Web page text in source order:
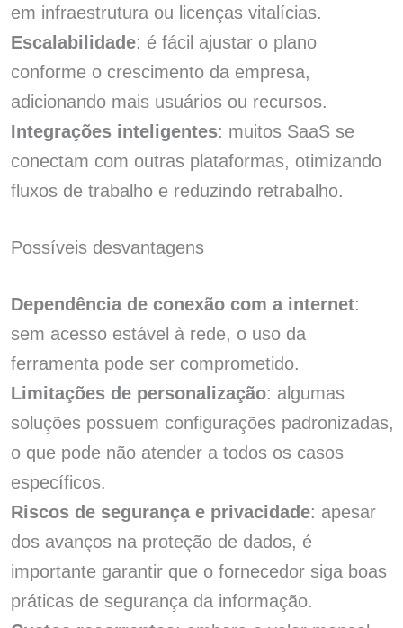
em infraestrutura ou licenças vitalícias.
Escalabilidade: é fácil ajustar o plano
conforme o crescimento da empresa,
adicionando mais usuários ou recursos.
Integrações inteligentes: muitos SaaS se
conectam com outras plataformas, otimizando
fluxos de trabalho e reduzindo retrabalho.
Possíveis desvantagens
Dependência de conexão com a internet:
sem acesso estável à rede, o uso da
ferramenta pode ser comprometido.
Limitações de personalização: algumas
soluções possuem configurações padronizadas,
o que pode não atender a todos os casos
específicos.
Riscos de segurança e privacidade: apesar
dos avanços na proteção de dados, é
importante garantir que o fornecedor siga boas
práticas de segurança da informação.